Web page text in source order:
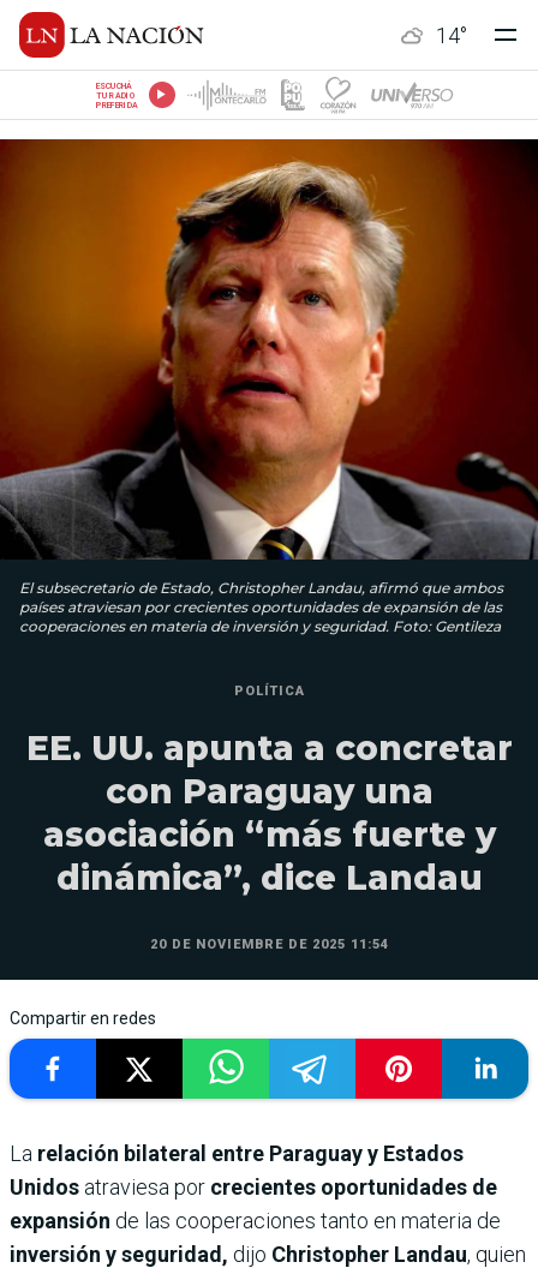
14°
ESCUCHÁ
TU RADIO
PREFERIDA
El subsecretario de Estado, Christopher Landau, afirmó que ambos
países atraviesan por crecientes oportunidades de expansión de las
cooperaciones en materia de inversión y seguridad. Foto: Gentileza
POLÍTICA
EE. UU. apunta a concretar
con Paraguay una
asociación “más fuerte y
dinámica”, dice Landau
20 DE NOVIEMBRE DE 2025 11:54
Compartir en redes
La relación bilateral entre Paraguay y Estados
Unidos atraviesa por crecientes oportunidades de
expansión de las cooperaciones tanto en materia de
inversión y seguridad, dijo Christopher Landau, quien